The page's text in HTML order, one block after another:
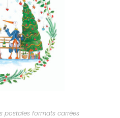
postales formats carrées